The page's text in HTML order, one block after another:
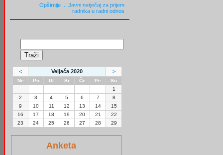
Opširnije ... Javni natječaj za prijem
radnika u radni odnos
< Veljača 2020 >
Ne Po Ut Sr Če Pe
Su
1
2
3 4 5 6 7
8
9
10 11 12 13 14
15
16
17 18 19 20 21
22
23
24 25 26 27 28 29
Anketa